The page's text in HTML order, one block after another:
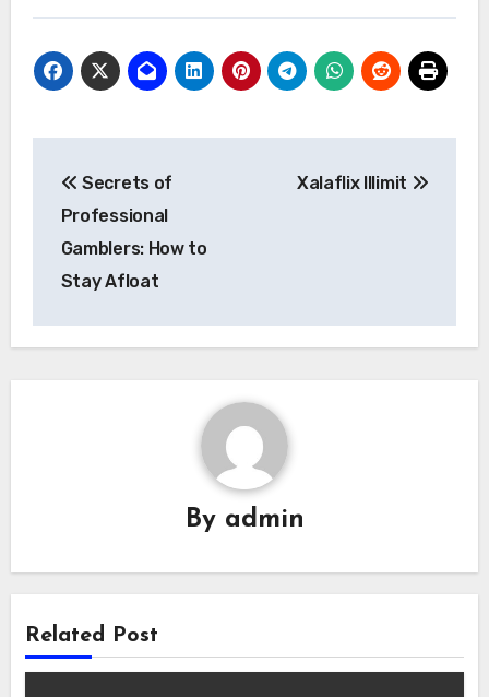
navigation
Secrets of
Professional
Gamblers: How to
Stay Afloat
Xalaflix Illimit
By admin
Related Post